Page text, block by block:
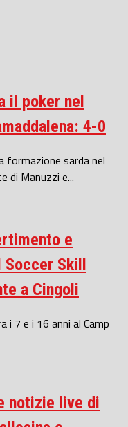
il poker nel
4-0
formazione sarda nel
di Manuzzi e...
e
Skill
a Cingoli
i 7 e i 16 anni al Camp
notizie live di